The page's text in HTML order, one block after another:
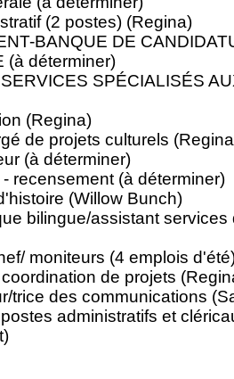
(2 postes) (Regina)
BANQUE DE
(à déterminer)
SPÉCIALISÉS
(Regina)
de projets culturels
(à déterminer)
recensement (à déterminer)
(Willow Bunch)
bilingue/assistant services
moniteurs (4 emplois
de projets
trice des communications
administratifs et